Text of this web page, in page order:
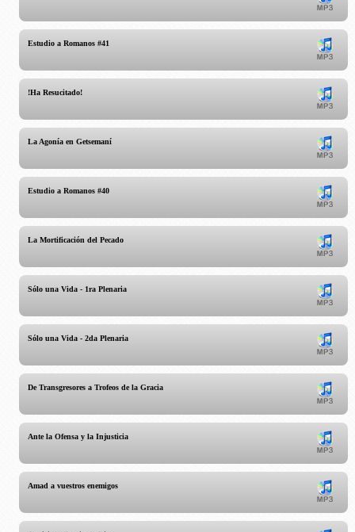
Estudio a Romanos #41
!Ha Resucitado!
La Agonía en Getsemaní
Estudio a Romanos #40
La Mortificación del Pecado
Sólo una Vida - 1ra Plenaria
Sólo una Vida - 2da Plenaria
De Transgresores a Trofeos de la Gracia
Ante la Ofensa y la Injusticia
Amad a vuestros enemigos